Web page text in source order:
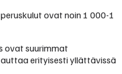
ovat noin 1 000-1
ovat suurimmat
erityisesti yllättävissä